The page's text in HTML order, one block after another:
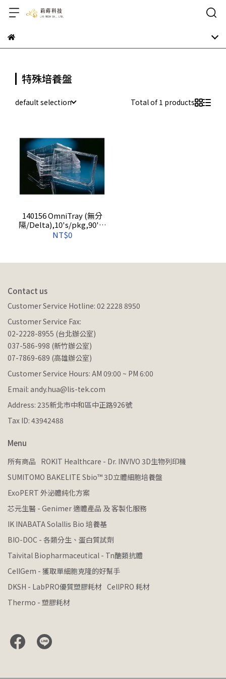
特殊培養盤
default selection Total of 1 products
140156 OmniTray (無分
隔/Delta),10's/pkg,90's/
case
NT$0
Contact us
Customer Service Hotline: 02 2228 8950
Customer Service Fax:
02-2228-8955 (台北辦公室)
037-586-998 (新竹辦公室)
07-7869-689 (高雄辦公室)
Customer Service Hours: AM 09:00 ~ PM 6:00
Email: andy.hua@lis-tek.com
Address: 235新北市中和區中正路926號
Tax ID: 43942488
Menu
所有商品 ROKIT Healthcare - Dr. INVIVO 3D生物列印機
SUMITOMO BAKELITE Sbio™ 3D立體細胞培養盤
ExoPERT 外泌體純化方案
芯元生醫 - Genimer 適體產品 及 客製化服務
IK INABATA Solallis Bio 培養基
BIO-DOC - 各類分生、蛋白質試劑
Taivital Biopharmaceutical - Tn醣類抗體
CellGem - 獲取單細胞克隆的好幫手
DKSH - LabPRO優質塑膠耗材 CellPRO 耗材
Thermo - 塑膠耗材